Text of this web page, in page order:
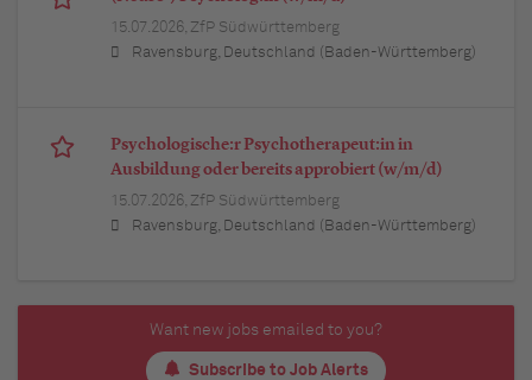
15.07.2026, ZfP Südwürttemberg
Ravensburg, Deutschland (Baden-Württemberg)
Psychologische:r Psychotherapeut:in in
Ausbildung oder bereits approbiert (w/m/d)
15.07.2026, ZfP Südwürttemberg
Ravensburg, Deutschland (Baden-Württemberg)
Want new jobs emailed to you?
Subscribe to Job Alerts